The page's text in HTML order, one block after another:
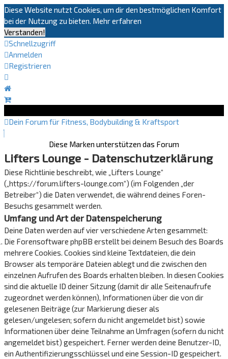
Diese Website nutzt Cookies, um dir den bestmöglichen Komfort
bei der Nutzung zu bieten. Mehr erfahren
Verstanden!
Schnellzugriff
Anmelden
Registrieren
Dein Forum für Fitness, Bodybuilding & Kraftsport
Diese Marken unterstützen das Forum
Lifters Lounge - Datenschutzerklärung
Diese Richtlinie beschreibt, wie „Lifters Lounge“
(„https://forum.lifters-lounge.com“) (im Folgenden „der
Betreiber“) die Daten verwendet, die während deines Foren-
Besuchs gesammelt werden.
Umfang und Art der Datenspeicherung
Deine Daten werden auf vier verschiedene Arten gesammelt:
Die Forensoftware phpBB erstellt bei deinem Besuch des Boards
mehrere Cookies. Cookies sind kleine Textdateien, die dein
Browser als temporäre Dateien ablegt und die zwischen den
einzelnen Aufrufen des Boards erhalten bleiben. In diesen Cookies
sind die aktuelle ID deiner Sitzung (damit dir alle Seitenaufrufe
zugeordnet werden können), Informationen über die von dir
gelesenen Beiträge (zur Markierung dieser als
gelesen/ungelesen; sofern du nicht angemeldet bist) sowie
Informationen über deine Teilnahme an Umfragen (sofern du nicht
angemeldet bist) gespeichert. Ferner werden deine Benutzer-ID,
ein Authentifizierungsschlüssel und eine Session-ID gespeichert.